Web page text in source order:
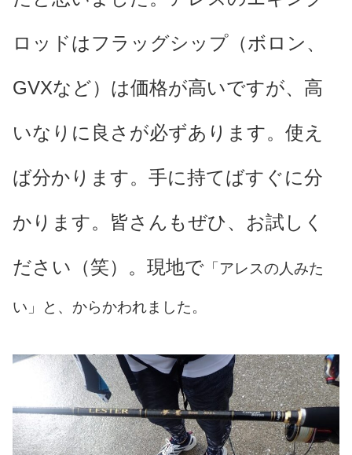
ロッドはフラッグシップ（ボロン、
GVXなど）は価格が高いですが、高
いなりに良さが必ずあります。使え
ば分かります。手に持てばすぐに分
かります。皆さんもぜひ、お試しく
ださい（笑）。現地で 「アレスの人みた
い」と、からかわれました。